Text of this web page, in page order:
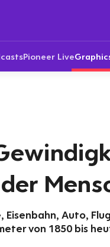
Pioneer Live
Eisenbahn, Auto,
von 1850 bis